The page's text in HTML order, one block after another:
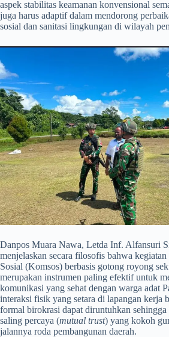
aspek stabilitas keamanan konvensional
juga harus adaptif dalam mendorong
sosial dan sanitasi lingkungan di wilayah
​Danpos Muara Nawa, Letda Inf. Alfansuri
menjelaskan secara filosofis bahwa
Sosial (Komsos) berbasis gotong royong
merupakan instrumen paling efektif untuk
komunikasi yang sehat dengan warga adat
interaksi fisik yang setara di lapangan kerja
formal birokrasi dapat diruntuhkan sehingga
saling percaya (mutual trust) yang kokoh
jalannya roda pembangunan daerah.